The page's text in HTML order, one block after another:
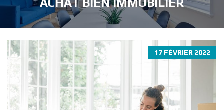
ACHAT BIEN IMMOBILIER
17 FÉVRIER 2022